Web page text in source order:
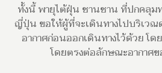
ทั้งนี้ พายุไต้ฝุ่น ชานชาน ที่ปกคลุม
ญี่ปุ่น ขอให้ผู้ที่จะเดินทางไปบริเว
อากาศก่อนออกเดินทางไว้ด้วย โ
โดยตรงต่อลักษณะอากาศข